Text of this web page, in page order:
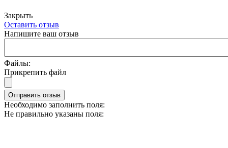
Закрыть
Оставить отзыв
Напишите ваш отзыв
Файлы:
Прикрепить файл
Отправить отзыв
Необходимо заполнить поля:
Не правильно указаны поля: